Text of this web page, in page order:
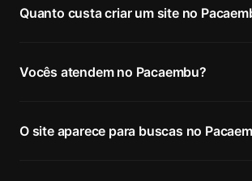
Quanto custa criar um site no
Vocês atendem no Pacaembu?
O site aparece para buscas no